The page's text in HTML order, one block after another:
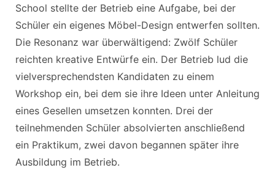
School stellte der Betrieb eine Aufgabe, bei der
Schüler ein eigenes Möbel-Design entwerfen sollten.
Die Resonanz war überwältigend: Zwölf Schüler
reichten kreative Entwürfe ein. Der Betrieb lud die
vielversprechendsten Kandidaten zu einem
Workshop ein, bei dem sie ihre Ideen unter Anleitung
eines Gesellen umsetzen konnten. Drei der
teilnehmenden Schüler absolvierten anschließend
ein Praktikum, zwei davon begannen später ihre
Ausbildung im Betrieb.